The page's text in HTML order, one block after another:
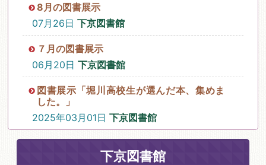
8月の図書展示
07月26日 下京図書館
７月の図書展示
06月20日 下京図書館
図書展示「堀川高校生が選んだ本、集めま
した。」
2025年03月01日 下京図書館
下京図書館